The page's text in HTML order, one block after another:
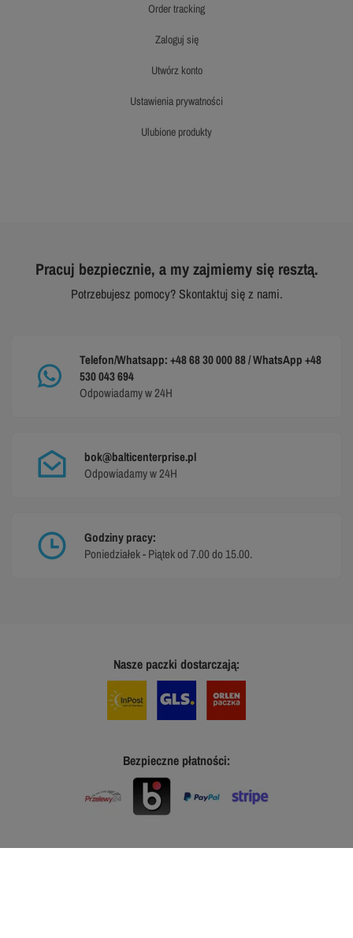
order tracking
zaloguj się
utwórz konto
ustawienia prywatności
ulubione produkty
Pracuj bezpiecznie, a my zajmiemy się resztą.
Potrzebujesz pomocy? Skontaktuj się z nami.
Telefon/Whatsapp: +48 68 30 000 88 / WhatsApp +48
530 043 694
Odpowiadamy w 24H
bok@balticenterprise.pl
Odpowiadamy w 24H
Godziny pracy:
Poniedziałek - Piątek od 7.00 do 15.00.
Nasze paczki dostarczają:
Bezpieczne płatności: